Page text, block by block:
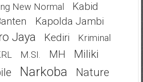
New Normal
Kabid
Kapolda Jambi
Jaya Kediri Kriminal
M.SI. MH
Miliki
Narkoba Nature